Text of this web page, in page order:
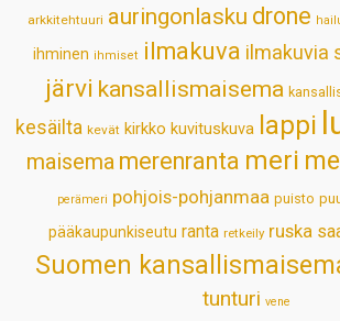
p
k
n
s
t
arkkitehtuuri auringonlasku drone
ihminen ihmiset ilmakuva ilmakuvia
järvi kansallismaisema
kesäilta kevät kirkko kuvituskuva lappi
maisema merenranta meri
perämeri pohjois-pohjanmaa puisto
pääkaupunkiseutu ranta retkeily ruska
Suomen
tunturi vene